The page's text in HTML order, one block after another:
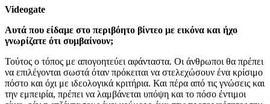
Videogate
Αυτά που είδαμε στο περιβόητο βίντεο με εικόνα και ήχο
γνωρίζατε ότι συμβαίνουν;
Τούτος ο τόπος με απογοητεύει αφάνταστα. Οι άνθρωποι θα πρέπει
να επιλέγονται σωστά όταν πρόκειται να στελεχώσουν ένα κρίσιμο
πόστο και όχι με ιδεολογικά κριτήρια. Και πέρα από τις γνώσεις και
την εμπειρία, πρέπει να λαμβάνεται υπόψη και το πόσο έντιμοι